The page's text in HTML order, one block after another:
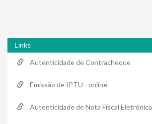
Links
Autenticidade de Contracheque
Emissão de IPTU - online
Autenticidade de Nota Fiscal Eletrônica